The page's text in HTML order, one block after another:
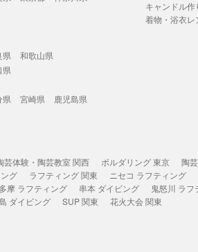
県
和歌山県
県
県 宮崎県
鹿児島県
キャンドル作
着物・浴衣レ
芸体験・陶芸教室 関西 ボルダリング 東京 陶
グ ラフティング 関東 ニセコ ラフティング
摩 ラフティング 串本 ダイビング 鬼怒川 ラフ
ダイビング SUP 関東 花火大会 関東